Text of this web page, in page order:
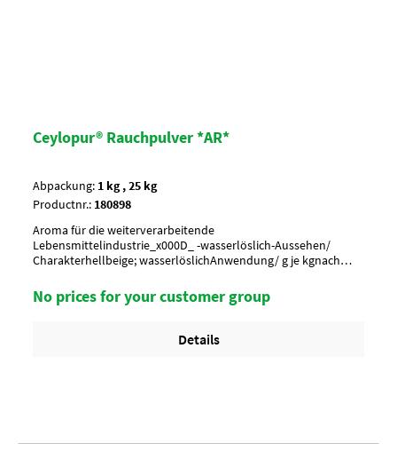
Ceylopur® Rauchpulver *AR*
Abpackung:
1 kg , 25 kg
Productnr.: 180898
Aroma für die weiterverarbeitende
Lebensmittelindustrie_x000D_ -wasserlöslich-Aussehen/
Charakterhellbeige; wasserlöslichAnwendung/ g je kgnach
(DF 102) / 36 Krt. per PaletteArtikel-StatusHalal geeignet
No prices for your customer group
Details